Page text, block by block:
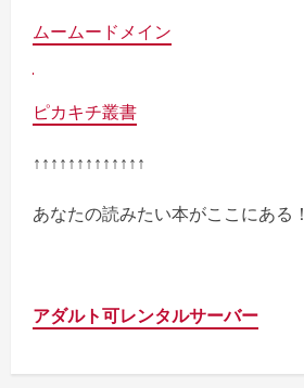
ムームードメイン
ピカキチ叢書
↑↑↑↑↑↑↑↑↑↑↑↑↑
あなたの読みたい本がここにある！
アダルト可レンタルサーバー